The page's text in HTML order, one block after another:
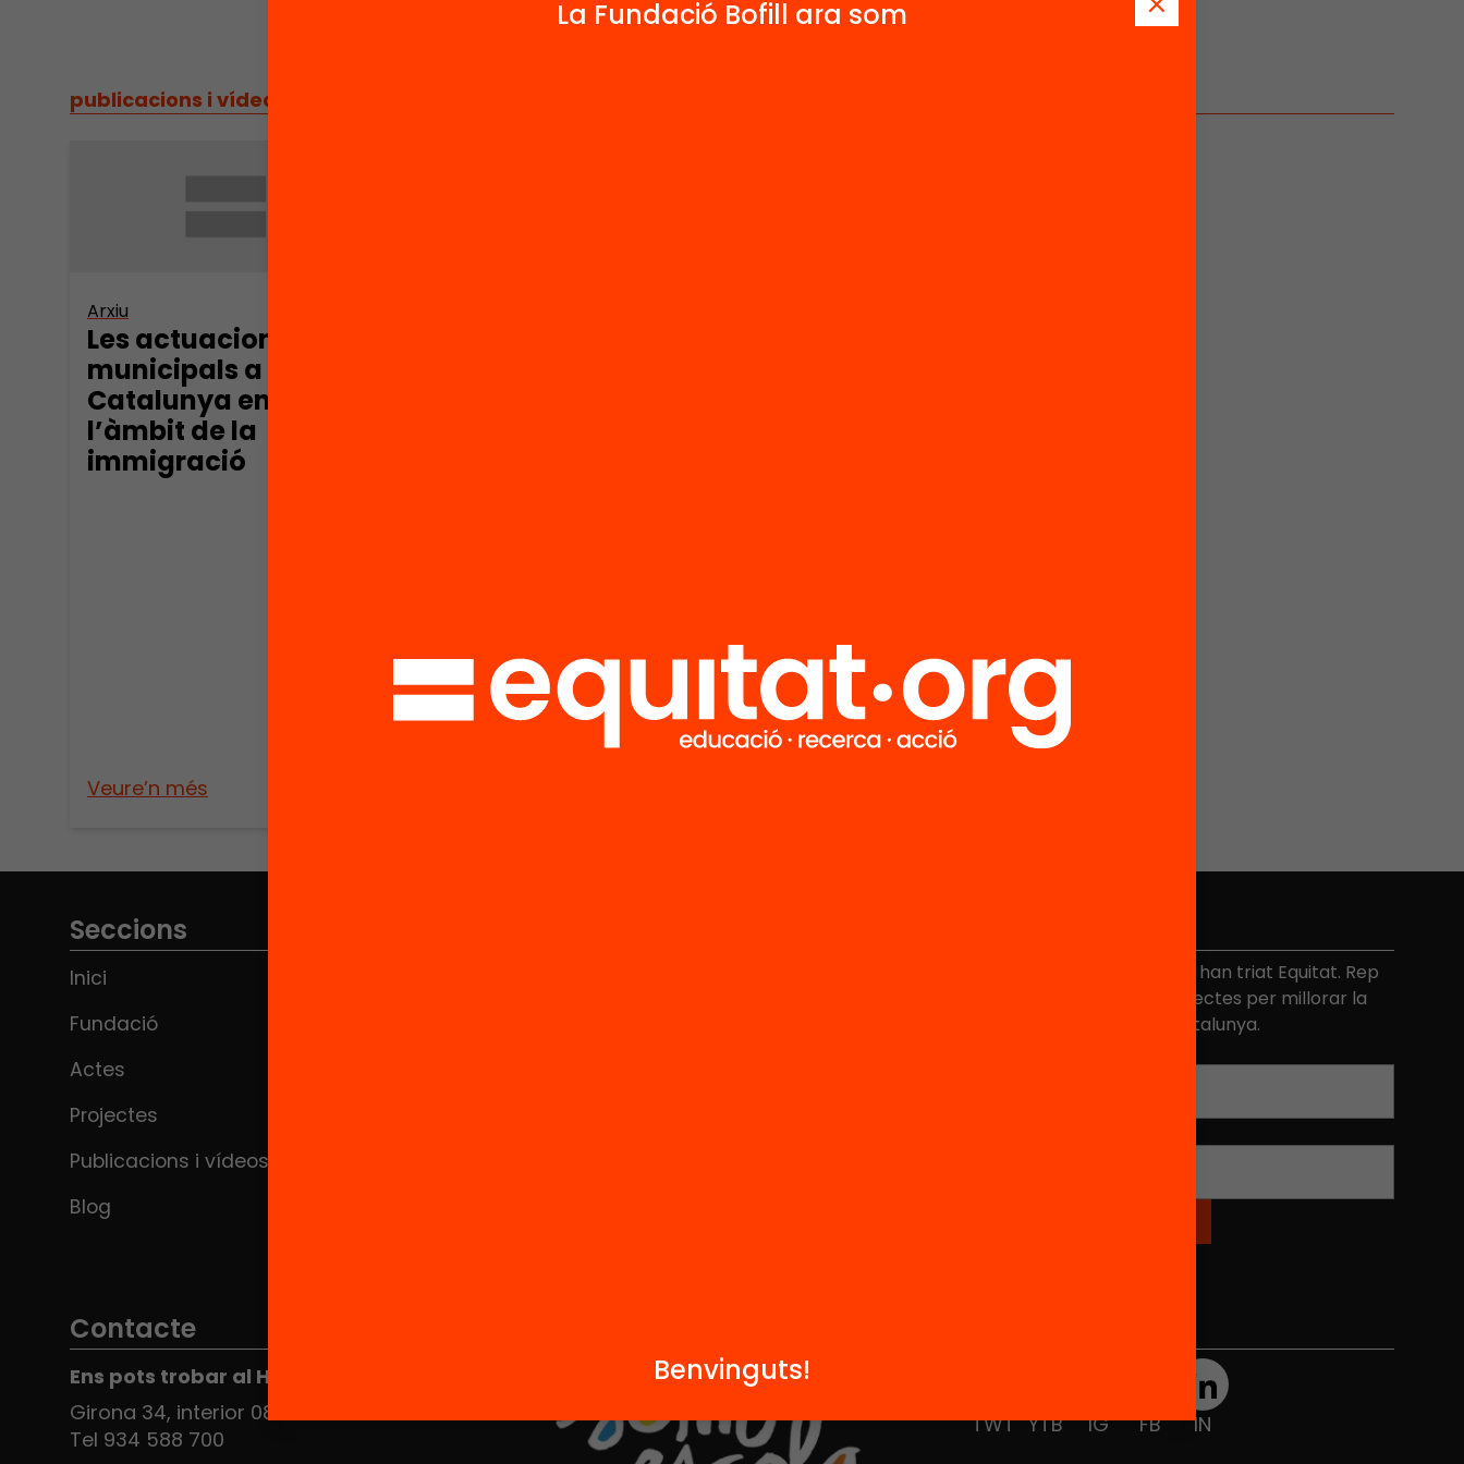
publicacions i vídeos
Arxiu
Les actuacions
municipals a
Catalunya en
l’àmbit de la
immigració
Veure’n més
municipals a
Catalunya en
l’àmbit de la
Més de 40.000 persones ja han triat Equitat. Rep
iniciatives, propostes i projectes per millorar la
qualitat de l'educació a Catalunya.
Seccions
Inici
Fundació
Actes
Projectes
Publicacions i vídeos
Blog
Contacte
Ens pots trobar al Hub Social
Girona 34, interior 08010 Barcelona
Tel 934 588 700
TWT YTB IG FB IN
La Fundació Bofill ara som
Benvinguts!